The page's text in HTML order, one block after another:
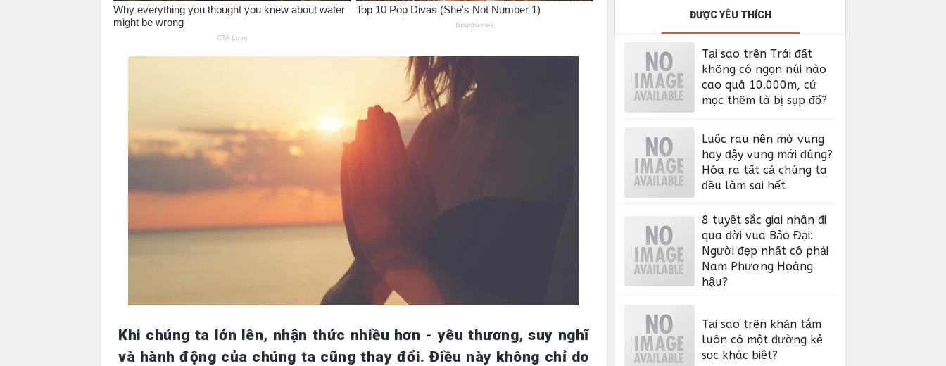
Khi chúng ta lớn lên, nhận thức nhiều hơn - yêu thương, suy nghĩ
và hành động của chúng ta cũng thay đổi. Điều này không chỉ do
ĐƯỢC YÊU THÍCH
Tại sao trên Trái đất
không có ngọn núi nào
cao quá 10.000m, cứ
mọc thêm là bị sụp đổ?
Luộc rau nên mở vung
hay đậy vung mới đúng?
Hóa ra tất cả chúng ta
đều làm sai hết
8 tuyệt sắc giai nhân đi
qua đời vua Bảo Đại:
Người đẹp nhất có phải
Nam Phương Hoàng
hậu?
Tại sao trên khăn tắm
luôn có một đường kẻ
sọc khác biệt?